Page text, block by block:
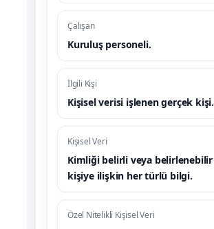
Çalışan
Kuruluş personeli.
İlgili Kişi
Kişisel verisi işlenen gerçek kişi.
Kişisel Veri
Kimliği belirli veya belirlenebilir
kişiye ilişkin her türlü bilgi.
Özel Nitelikli Kişisel Veri